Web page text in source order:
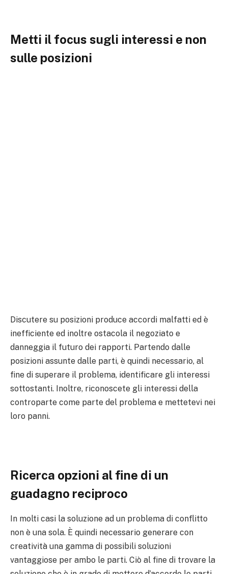
Metti il focus sugli interessi e non
sulle posizioni
Discutere su posizioni produce accordi malfatti ed è
inefficiente ed inoltre ostacola il negoziato e
danneggia il futuro dei rapporti. Partendo dalle
posizioni assunte dalle parti, è quindi necessario, al
fine di superare il problema, identificare gli interessi
sottostanti. Inoltre, riconoscete gli interessi della
controparte come parte del problema e mettetevi nei
loro panni.
Ricerca opzioni al fine di un
guadagno reciproco
In molti casi la soluzione ad un problema di conflitto
non è una sola. È quindi necessario generare con
creatività una gamma di possibili soluzioni
vantaggiose per ambo le parti. Ciò al fine di trovare la